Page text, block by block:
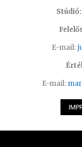
Stúdió:
E-mail:
E-mail: